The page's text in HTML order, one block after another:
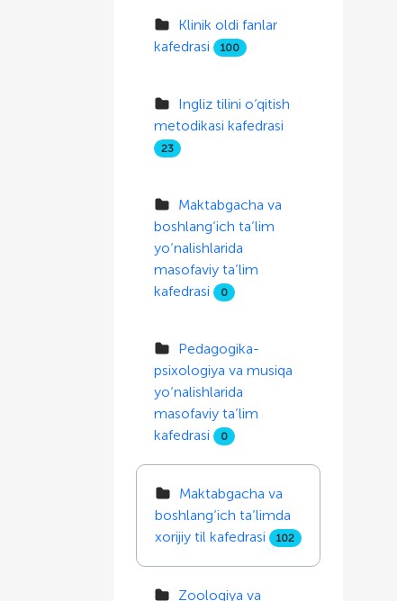
Klinik oldi fanlar
kafedrasi
100
Ingliz tilini o‘qitish
metodikasi kafedrasi
23
Maktabgacha va
boshlang‘ich ta’lim
yo‘nalishlarida
masofaviy ta’lim
kafedrasi
0
Pedagogika-
psixologiya va musiqa
yo‘nalishlarida
masofaviy ta’lim
kafedrasi
0
Maktabgacha va
boshlang‘ich ta’limda
xorijiy til kafedrasi
102
Zoologiya va